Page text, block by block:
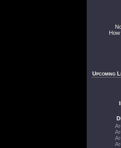
How
Upcoming